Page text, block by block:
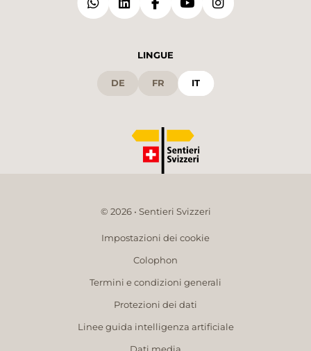
LINGUE
DE FR IT
© 2026 • Sentieri Svizzeri
Impostazioni dei cookie
Colophon
Termini e condizioni generali
Protezioni dei dati
Linee guida intelligenza artificiale